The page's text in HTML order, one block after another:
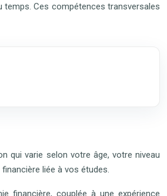
temps. Ces compétences transversales
qui varie selon votre âge, votre niveau
liée à vos études.
financière, couplée à une expérience